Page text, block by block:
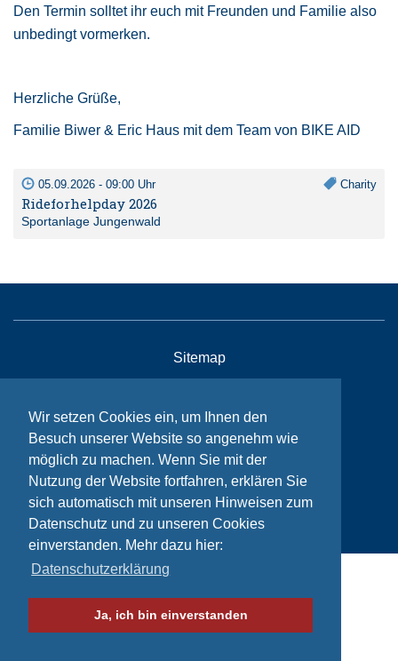
Wir setzen Cookies ein, um Ihnen den
Besuch unserer Website so angenehm wie
möglich zu machen. Wenn Sie mit der
Nutzung der Website fortfahren, erklären Sie
sich automatisch mit unseren Hinweisen zum
Datenschutz und zu unseren Cookies
einverstanden. Mehr dazu hier:
Datenschutzerklärung
Ja, ich bin einverstanden
Den Termin solltet ihr euch mit Freunden und Familie also
unbedingt vormerken.
Herzliche Grüße,
Familie Biwer & Eric Haus mit dem Team von BIKE AID
05.09.2026 - 09:00 Uhr Charity
Rideforhelpday 2026
Sportanlage Jungenwald
Sitemap
Impressum
Datenschutzhinweise
© Bikeaid 2026